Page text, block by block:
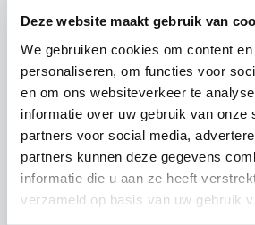
Deze website maakt gebruik van
We gebruiken cookies om content
personaliseren, om functies voor
en om ons websiteverkeer te
informatie over uw gebruik van onze
partners voor social media,
partners kunnen deze gegevens
informatie die u aan ze heeft
verzameld op basis van uw gebruik
wij u uit voor een rondleiding in onze
we u meenemen langs de laatste innovaties in
Ook kunt u dan kennismaken met onze
bezig zijn met hun passie voor auto’s.
dat uw auto als een eigen auto behandeld
Voortdurend vernieuwend in
Doordat wij continu blijven onderzoeken hoe
vakkundiger en nog sneller kunnen
modernste technieken. Daarnaast zorgen